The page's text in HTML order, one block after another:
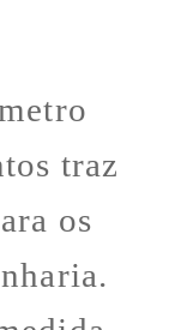
traz
os